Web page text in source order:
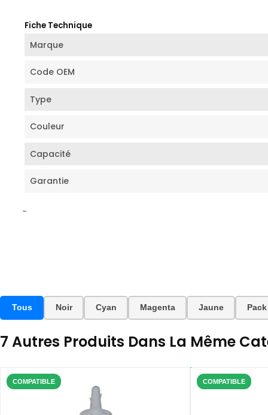
Fiche Technique
Marque
Code OEM
Type
Couleur
Capacité
Garantie
-
Tous Noir Cyan Magenta Jaune Pack
7 Autres Produits Dans La Même
COMPATIBLE COMPATIBLE